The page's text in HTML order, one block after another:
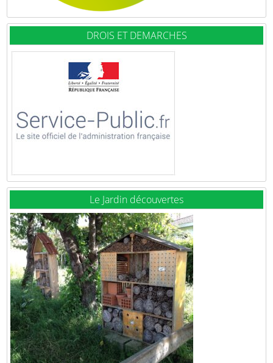
DROIS ET DEMARCHES
Le Jardin découvertes